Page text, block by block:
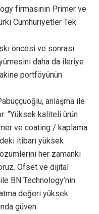
firmasının Primer ve
Cumhuriyetler Tek
öncesi ve sonrası
daha da ileriye
portföyünün
anlaşma ile
“Yüksek kaliteli ürün
ve coating / kaplama
itibarı yüksek
her zamanki
Ofset ve dijital
BN Technology’nin
değeri yüksek
güven